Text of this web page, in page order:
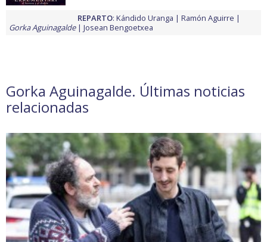
REPARTO: Kándido Uranga
Ramón Aguirre
Gorka Aguinagalde
Josean Bengoetxea
Gorka Aguinagalde. Últimas noticias
relacionadas